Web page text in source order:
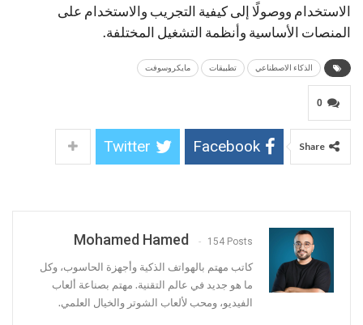
الاستخدام ووصولًا إلى كيفية التجريب والاستخدام على
المنصات الأساسية وأنظمة التشغيل المختلفة.
الذكاء الاصطناعي تطبيقات مايكروسوفت
0
Share
Facebook
Twitter
Mohamed Hamed 154 Posts
كاتب مهتم بالهواتف الذكية وأجهزة الحاسوب، وكل
ما هو جديد في عالم التقنية. مهتم بصناعة ألعاب
الفيديو، ومحب لألعاب الشوتر والخيال العلمي.